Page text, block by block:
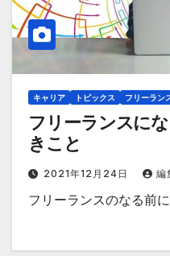
キャリア トピックス フリーラン
フリーランスに
きこと
2021年12月24日 編
フリーランスのなる前